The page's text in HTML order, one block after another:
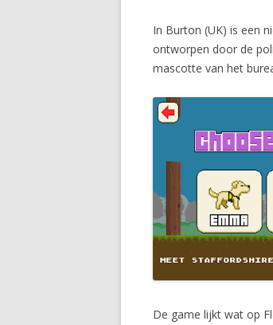
In Burton (UK) is een
ontworpen door de
mascotte van het
De game lijkt wat op